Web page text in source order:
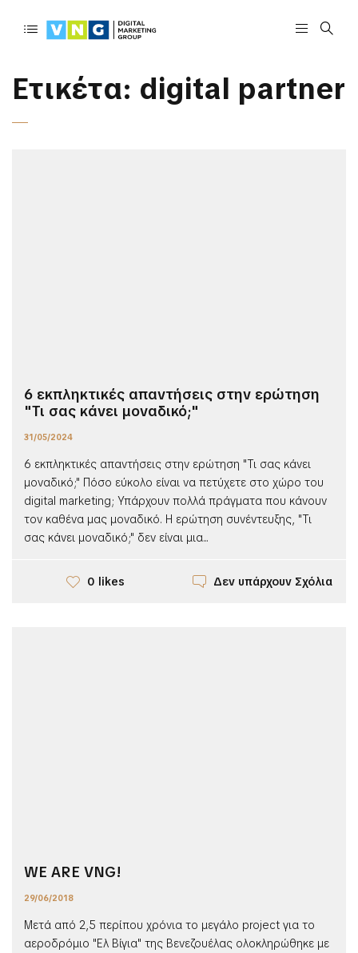
Ετικέτα: digital partner
6 εκπληκτικές απαντήσεις στην ερώτηση
"Τι σας κάνει μοναδικό;"
31/05/2024
6 εκπληκτικές απαντήσεις στην ερώτηση "Τι σας κάνει
μοναδικό;" Πόσο εύκολο είναι να πετύχετε στο χώρο του
digital marketing; Υπάρχουν πολλά πράγματα που κάνουν
τον καθένα μας μοναδικό. Η ερώτηση συνέντευξης, "Τι
σας κάνει μοναδικό;" δεν είναι μια...
0 likes Δεν υπάρχουν Σχόλια
WE ARE VNG!
29/06/2018
Μετά από 2,5 περίπου χρόνια το μεγάλο project για το
αεροδρόμιο "Ελ Βίγια" της Βενεζουέλας ολοκληρώθηκε με